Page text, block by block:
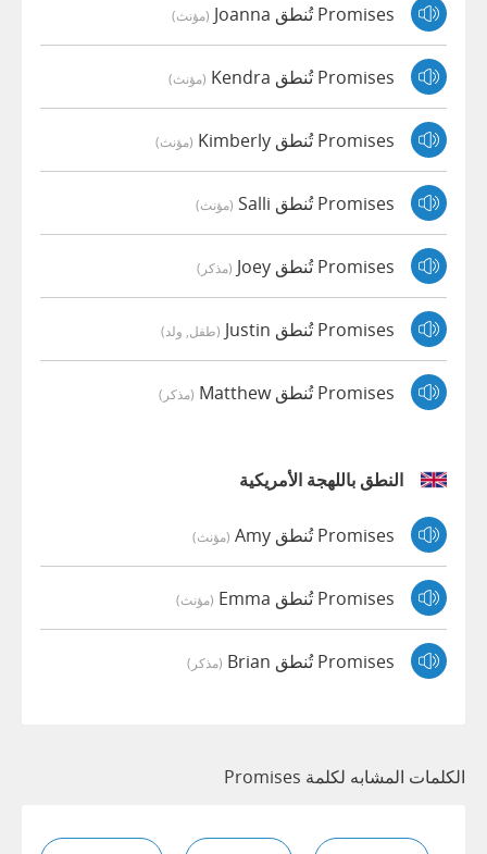
Promises تُنطق Joanna (مؤنث)
Promises تُنطق Kendra (مؤنث)
Promises تُنطق Kimberly (مؤنث)
Promises تُنطق Salli (مؤنث)
Promises تُنطق Joey (مذكر)
Promises تُنطق Justin (طفل, ولد)
Promises تُنطق Matthew (مذكر)
النطق باللهجة الأمريكية
Promises تُنطق Amy (مؤنث)
Promises تُنطق Emma (مؤنث)
Promises تُنطق Brian (مذكر)
الكلمات المشابه لكلمة Promises